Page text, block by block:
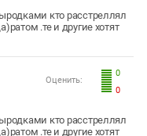
кто расстреллял
.те и другие хотят
0
0
Оценить:
кто расстреллял
.те и другие хотят